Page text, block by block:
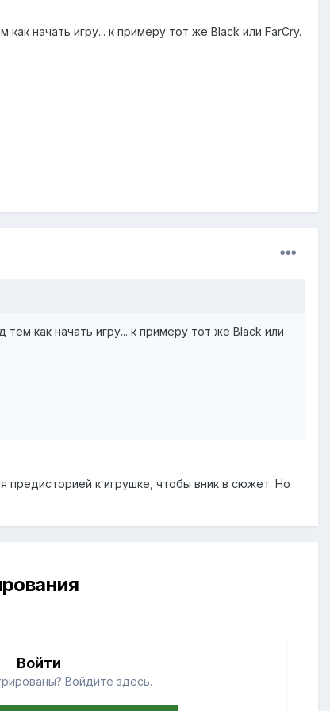
начать игру... к примеру тот же Black или FarCry.
как начать игру... к примеру тот же Black или
предисторией к игрушке, чтобы вник в сюжет. Но
Войти
Войдите здесь.